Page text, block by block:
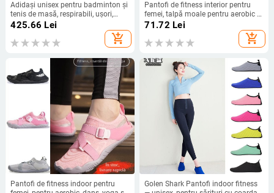
Adidași unisex pentru badminton și
tenis de masă, respirabili, ușori,
pentru antrenament și competiții;
partea superioară microfibră +
plasă, talpă cauciuc natural, glezna
425.66 Lei
add_shopping_cart
Pantofi de fitness interior pentru
femei, talpă moale pentru aerobic și
yoga, ușori, antiderapante, pentru
antrenamente acasă și dans
71.72 Lei
add_shopping_cart
Pantofi de fitness indoor pentru
Golen Shark Pantofi indoor fitness